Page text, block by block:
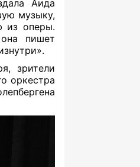
Аида
музыку,
из оперы.
пишет
зрители
оркестра